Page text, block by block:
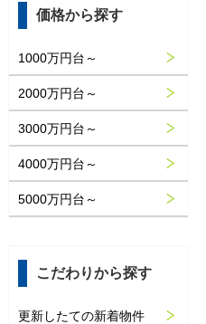
価格から探す
1000万円台～
2000万円台～
3000万円台～
4000万円台～
5000万円台～
こだわりから探す
更新したての新着物件